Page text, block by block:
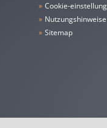
»
cookie-
»
Nutzungshinweise
»
Sitemap